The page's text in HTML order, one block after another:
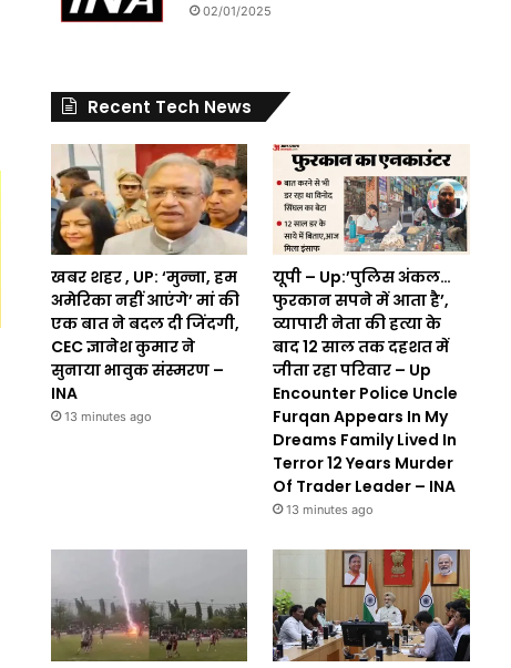
02/01/2025
Recent Tech News
खबर शहर , UP: ‘मुन्ना, हम
अमेरिका नहीं आएंगे’ मां की
एक बात ने बदल दी जिंदगी,
CEC ज्ञानेश कुमार ने
सुनाया भावुक संस्मरण –
INA
13 minutes ago
यूपी – Up:’पुलिस अंकल…
फुरकान सपने में आता है’,
व्यापारी नेता की हत्या के
बाद 12 साल तक दहशत में
जीता रहा परिवार – Up
Encounter Police Uncle
Furqan Appears In My
Dreams Family Lived In
Terror 12 Years Murder
Of Trader Leader – INA
13 minutes ago